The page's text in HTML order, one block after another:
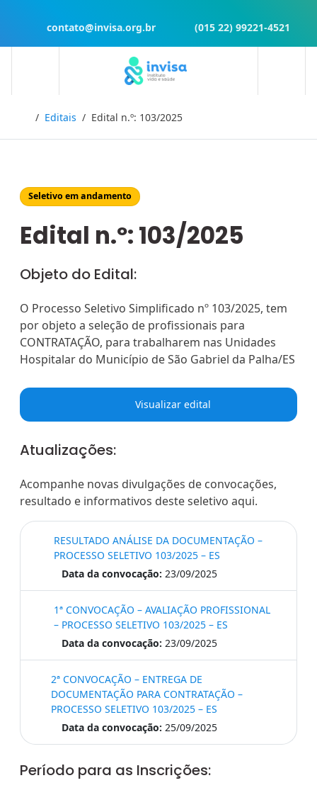
contato@invisa.org.br (015 22) 99221-4521
InícioEditais Edital n.º: 103/2025
Seletivo em andamento
Edital n.º: 103/2025
Objeto do Edital:
O Processo Seletivo Simplificado nº 103/2025, tem
por objeto a seleção de profissionais para
CONTRATAÇÃO, para trabalharem nas Unidades
Hospitalar do Município de São Gabriel da Palha/ES
Visualizar edital
Atualizações:
Acompanhe novas divulgações de convocações,
resultado e informativos deste seletivo aqui.
RESULTADO ANÁLISE DA DOCUMENTAÇÃO –
PROCESSO SELETIVO 103/2025 – ES
Data da convocação: 23/09/2025
1ª CONVOCAÇÃO – AVALIAÇÃO PROFISSIONAL
– PROCESSO SELETIVO 103/2025 – ES
Data da convocação: 23/09/2025
2ª CONVOCAÇÃO – ENTREGA DE
DOCUMENTAÇÃO PARA CONTRATAÇÃO –
PROCESSO SELETIVO 103/2025 – ES
Data da convocação: 25/09/2025
Período para as Inscrições: